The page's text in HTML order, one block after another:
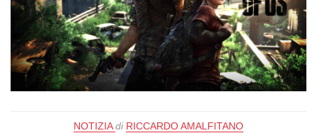
NOTIZIA di RICCARDO AMALFITANO